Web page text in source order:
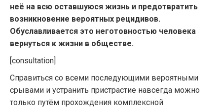
неё на всю оставшуюся жизнь и предотвратить
возникновение вероятных рецидивов.
Обуславливается это неготовностью человека
вернуться к жизни в обществе.
[consultation]
Справиться со всеми последующими вероятными
срывами и устранить пристрастие навсегда можно
только путём прохождения комплексной